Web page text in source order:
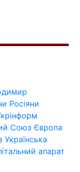
Росіяни
Союз Європа
Українська
апарат